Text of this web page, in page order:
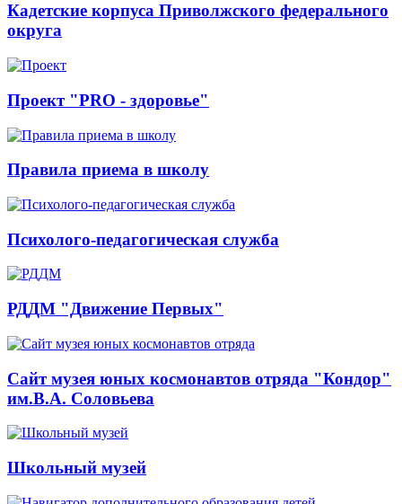
Кадетские корпуса Приволжского федерального
округа
Проект "PRO - здоровье"
Правила приема в школу
Психолого-педагогическая служба
РДДМ "Движение Первых"
Сайт музея юных космонавтов отряда "Кондор"
им.В.А. Соловьева
Школьный музей